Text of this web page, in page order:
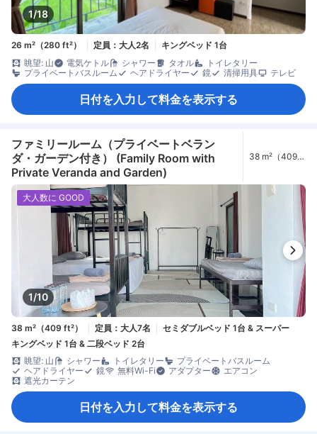
1/18
26 m²（280 ft²） 定員：大人2名
キングベッド 1台
眺望: 山
電気ケトル シャワー タオル
トイレタリー
プライベートバスルーム
ヘアドライヤー 鏡 清掃用具 テレビ
日付を入力して料金を表示する
ファミリールーム（プライベートベラン
ダ・ガーデン付き） (Family Room with
Private Veranda and Garden)
38 m²（409
1/10
大人数に GOOD
38 m²（409 ft²） 定員：大人7名
セミダブルベッド 1台 & スーパー
キングベッド 1台 & 二段ベッド 2台
眺望: 山
シャワー トイレタリー
プライベートバスルーム
ヘアドライヤー
鏡 無料Wi-Fi アダプター
エアコン
遮光カーテン
日付を入力して料金を表示する